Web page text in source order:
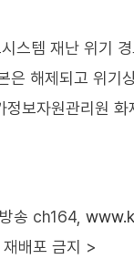
스템 재난 위기
은 해제되고 위기
보자원관리원
송 ch164,
배포 금지 >